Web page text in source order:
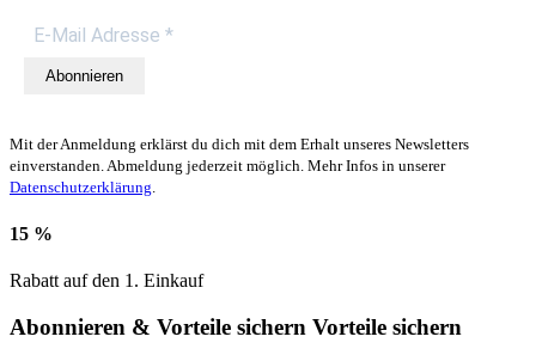
Abonnieren
Mit der Anmeldung erklärst du dich mit dem Erhalt unseres Newsletters
einverstanden. Abmeldung jederzeit möglich. Mehr Infos in unserer
Datenschutzerklärung.
15 %
Rabatt auf den 1. Einkauf
Abonnieren & Vorteile sichern Vorteile sichern